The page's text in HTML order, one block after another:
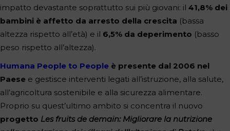
impatto devastante soprattutto sui più giovani: il 41,8% dei
bambini è affetto da arresto della crescita (bassa
altezza rispetto all’età) e il 6,5% da deperimento (basso
peso rispetto all’altezza).
Humana People to People è presente dal 2006 nel
Paese e gestisce interventi legati all’istruzione, alla salute,
all’agricoltura sostenibile e alla sicurezza alimentare.
Proprio su quest’ultimo ambito si concentra il nuovo
progetto Les fruits de demain: Migliorare la nutrizione